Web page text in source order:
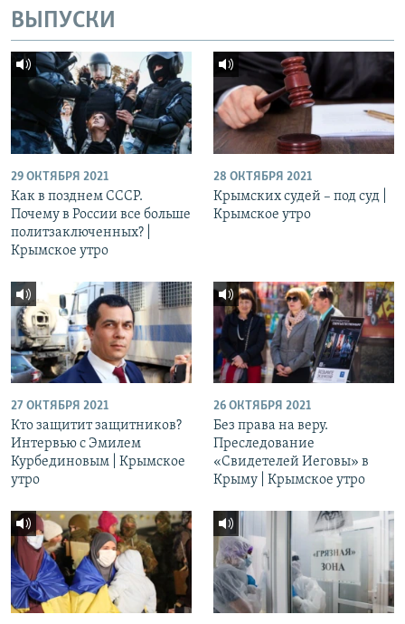
ВЫПУСКИ
29 ОКТЯБРЯ 2021
Как в позднем СССР.
Почему в России все больше
политзаключенных? |
Крымское утро
28 ОКТЯБРЯ 2021
Крымских судей – под суд |
Крымское утро
27 ОКТЯБРЯ 2021
Кто защитит защитников?
Интервью с Эмилем
Курбединовым | Крымское
утро
26 ОКТЯБРЯ 2021
Без права на веру.
Преследование
«Свидетелей Иеговы» в
Крыму | Крымское утро